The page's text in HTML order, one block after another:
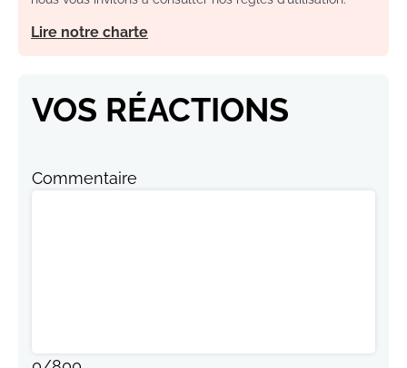
Lire notre charte
VOS RÉACTIONS
Commentaire